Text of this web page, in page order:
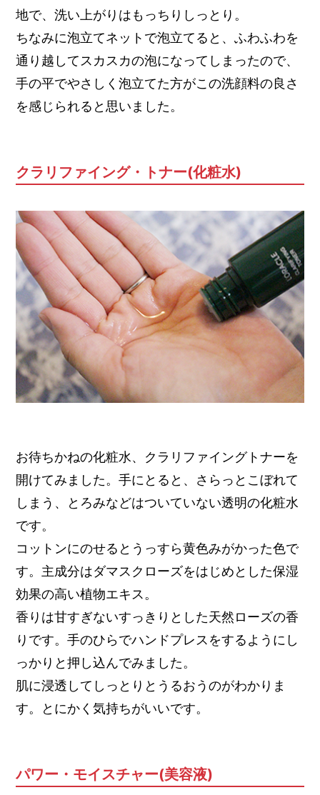
地で、洗い上がりはもっちりしっとり。
ちなみに泡立てネットで泡立てると、ふわふわを
通り越してスカスカの泡になってしまったので、
手の平でやさしく泡立てた方がこの洗顔料の良さ
を感じられると思いました。
クラリファイング・トナー(化粧水)
お待ちかねの化粧水、クラリファイングトナーを
開けてみました。手にとると、さらっとこぼれて
しまう、とろみなどはついていない透明の化粧水
です。
コットンにのせるとうっすら黄色みがかった色で
す。主成分はダマスクローズをはじめとした保湿
効果の高い植物エキス。
香りは甘すぎないすっきりとした天然ローズの香
りです。手のひらでハンドプレスをするようにし
っかりと押し込んでみました。
肌に浸透してしっとりとうるおうのがわかりま
す。とにかく気持ちがいいです。
パワー・モイスチャー(美容液)